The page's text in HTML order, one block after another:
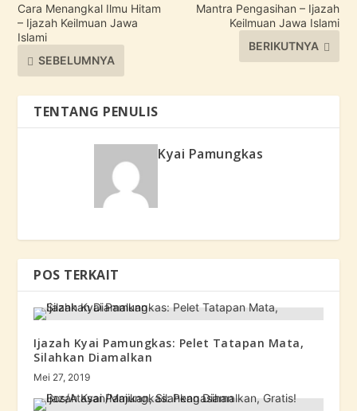
Cara Menangkal Ilmu Hitam
– Ijazah Keilmuan Jawa
Islami
SEBELUMNYA
Mantra Pengasihan – Ijazah
Keilmuan Jawa Islami
BERIKUTNYA
TENTANG PENULIS
Kyai Pamungkas
POS TERKAIT
Ijazah Kyai Pamungkas: Pelet Tatapan Mata,
Silahkan Diamalkan
Mei 27, 2019